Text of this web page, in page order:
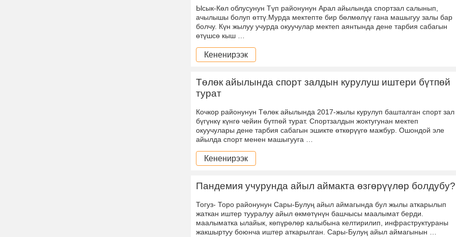
Ысык-Көл облусунун Түп районунун Арал айылында спортзал салынып,
ачылышы болуп өттү.Мурда мектепте бир бөлмөлүү гана машыгуу залы бар
болчу. Күн жылуу учурда окуучулар мектеп аянтында дене тарбия сабагын
өтүшсө кыш …
Кененирээк
Төлөк айылында спорт залдын курулуш иштери бүтпөй
турат
Кочкор районунун Төлөк айылында 2017-жылы курулуп башталган спорт зал
бүгүнкү күнгө чейин бүтпөй турат. Спортзалдын жоктугунан мектеп
окуучулары дене тарбия сабагын эшикте өткөрүүгө мажбур. Ошондой эле
айылда спорт менен машыгууга …
Кененирээк
Пандемия учурунда айыл аймакта өзгөрүүлөр болдубу?
Тогуз- Торо районунун Сары-Булуң айыл аймагында бул жылы аткарылып
жаткан иштер тууралуу айыл өкмөтүнүн башчысы маалымат берди.
маалыматка ылайык, көпүрөлөр калыбына келтирилип, инфраструктураны
жакшыртуу боюнча иштер аткарылган. Сары-Булуң айыл аймагынын …